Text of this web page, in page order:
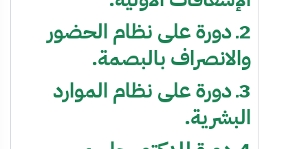
2ـ دورة على نظام الحضور
والانصراف بالبصمة.
3ـ دورة على نظام الموارد
البشرية.